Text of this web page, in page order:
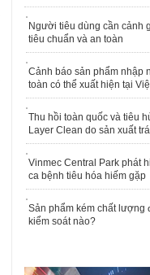
Người tiêu dùng cần cảnh
tiêu chuẩn và an toàn
Cảnh báo sản phẩm nhập
toàn có thể xuất hiện tại
Thu hồi toàn quốc và tiêu
Layer Clean do sản xuất
Vinmec Central Park phát
ca bệnh tiêu hóa hiếm gặp
Sản phẩm kém chất
kiểm soát nào?